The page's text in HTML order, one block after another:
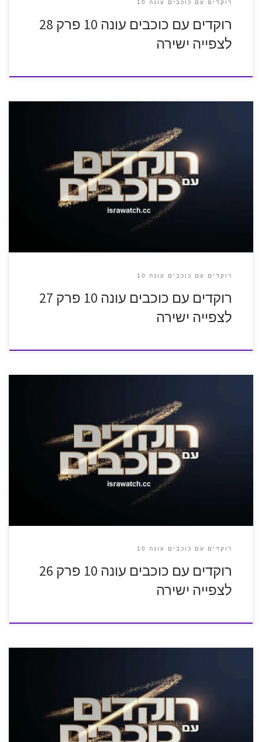
רוקדים עם כוכבים עונה 10
רוקדים עם כוכבים עונה 10 פרק 28
לצפייה ישירה
רוקדים עם כוכבים עונה 10
רוקדים עם כוכבים עונה 10 פרק 27
לצפייה ישירה
רוקדים עם כוכבים עונה 10
רוקדים עם כוכבים עונה 10 פרק 26
לצפייה ישירה